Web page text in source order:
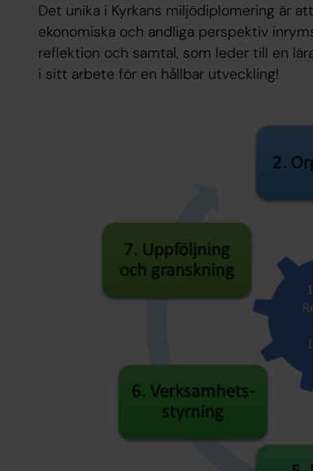
Det unika i Kyrkans miljödiplomering är
ekonomiska och andliga perspektiv
reflektion och samtal, som leder till en
i sitt arbete för en hållbar utveckling! ​​